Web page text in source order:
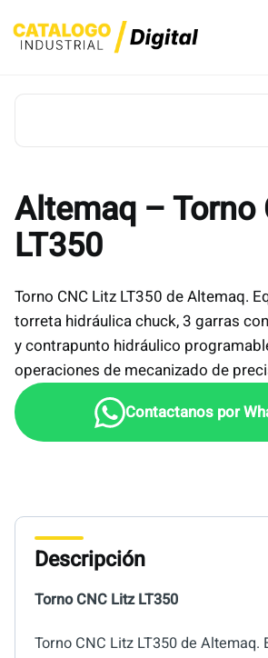
to
Altemaq – Torno
LT350
Torno CNC Litz LT350 de Altemaq.
torreta hidráulica chuck, 3 garras
y contrapunto hidráulico
operaciones de mecanizado de
Descripción
Torno CNC Litz LT350
Torno CNC Litz LT350 de Altemaq.